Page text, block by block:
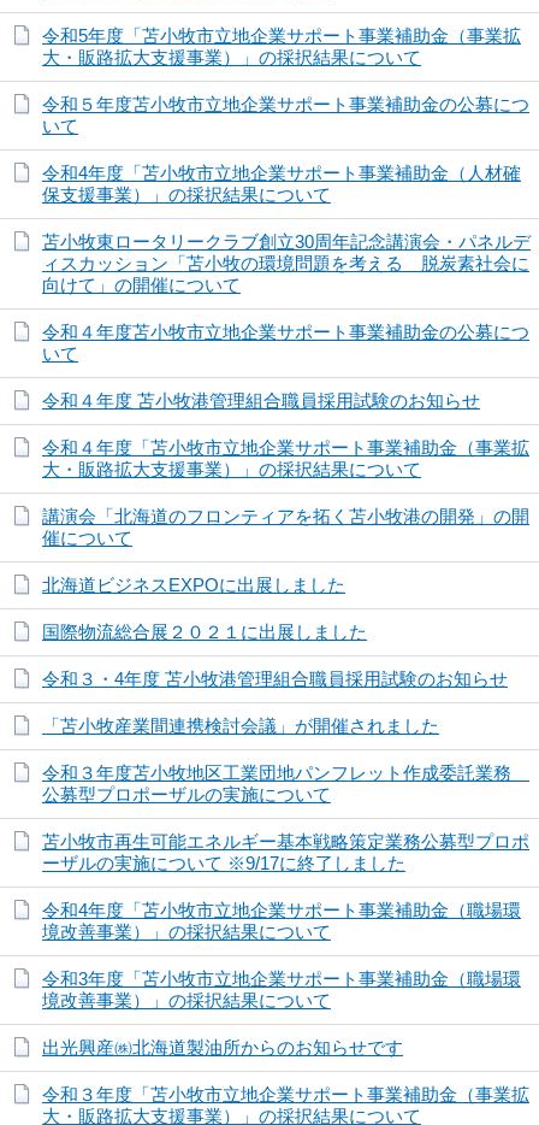
令和5年度「苫小牧市立地企業サポート事業補助金（事業拡
大・販路拡大支援事業）」の採択結果について
令和５年度苫小牧市立地企業サポート事業補助金の公募につ
いて
令和4年度「苫小牧市立地企業サポート事業補助金（人材確
保支援事業）」の採択結果について
苫小牧東ロータリークラブ創立30周年記念講演会・パネルデ
ィスカッション「苫小牧の環境問題を考える 脱炭素社会に
向けて」の開催について
令和４年度苫小牧市立地企業サポート事業補助金の公募につ
いて
令和４年度 苫小牧港管理組合職員採用試験のお知らせ
令和４年度「苫小牧市立地企業サポート事業補助金（事業拡
大・販路拡大支援事業）」の採択結果について
講演会「北海道のフロンティアを拓く苫小牧港の開発」の開
催について
北海道ビジネスEXPOに出展しました
国際物流総合展２０２１に出展しました
令和３・4年度 苫小牧港管理組合職員採用試験のお知らせ
「苫小牧産業間連携検討会議」が開催されました
令和３年度苫小牧地区工業団地パンフレット作成委託業務
公募型プロポーザルの実施について
苫小牧市再生可能エネルギー基本戦略策定業務公募型プロポ
ーザルの実施について ※9/17に終了しました
令和4年度「苫小牧市立地企業サポート事業補助金（職場環
境改善事業）」の採択結果について
令和3年度「苫小牧市立地企業サポート事業補助金（職場環
境改善事業）」の採択結果について
出光興産㈱北海道製油所からのお知らせです
令和３年度「苫小牧市立地企業サポート事業補助金（事業拡
大・販路拡大支援事業）」の採択結果について